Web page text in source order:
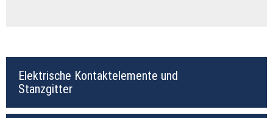
Elektrische Kontaktelemente und
Stanzgitter